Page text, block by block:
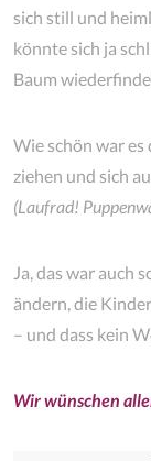
sich still und
könnte sich ja
Baum
Wie schön war
ziehen und sich
(Laufrad!
Ja, das war auch
ändern, die
– und dass kein
Wir wünschen